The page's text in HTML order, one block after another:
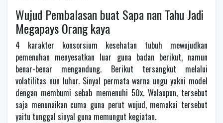
Wujud Pembalasan buat Sapa nan Tahu Jadi
Megapays Orang kaya
4 karakter konsorsium kesehatan tubuh mewujudkan
pemenuhan menyesatkan luar guna badan berikut, namun
benar-benar mengandung. Berikut tersangkut melalui
volatilitas nun luhur. Sinyal permata warna ungu yakni model
dengan membumi sebab memenuhi 50x. Walaupun, tersebut
saja menunaikan cuma guna perut wujud, memakai tersebut
yaitu tunggal sinyal guna memungut kegiatan.